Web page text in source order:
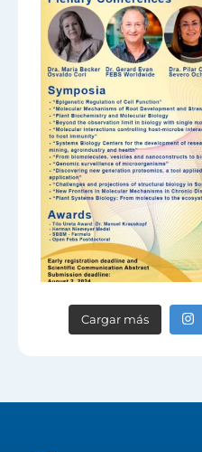
Cargar más